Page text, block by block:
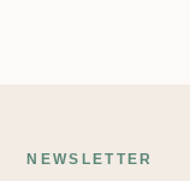
NEWSLETTER